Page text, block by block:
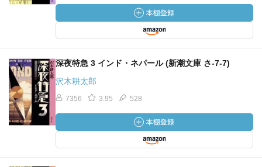
深夜特急 3 インド・ネパール (新潮文庫 さ-7-7)
沢木耕太郎
7356 3.95 528